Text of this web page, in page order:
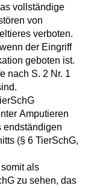
vollständige
von
verboten.
der Eingriff
geboten ist.
nach S. 2 Nr. 1
Amputieren
endständigen
(§ 6 TierSchG,
als
zu sehen, das